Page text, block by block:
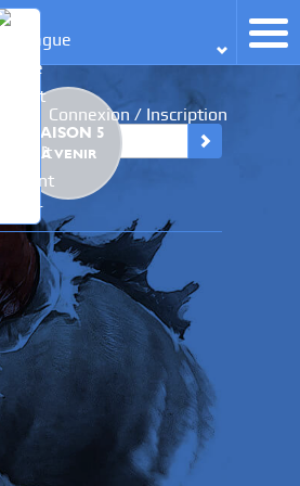
Connexion / Inscription
SAISON 5
À VENIR